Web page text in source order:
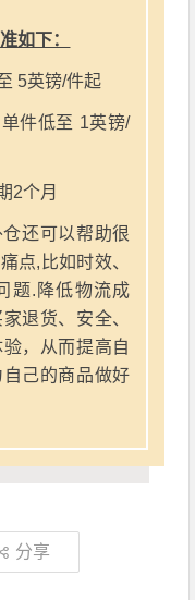
如下：
5英镑/件起
件低至 1英镑/
2个月
还可以帮助很
点,比如时效、
题.降低物流成
退货、安全、
，从而提高自
己的商品做好
分享